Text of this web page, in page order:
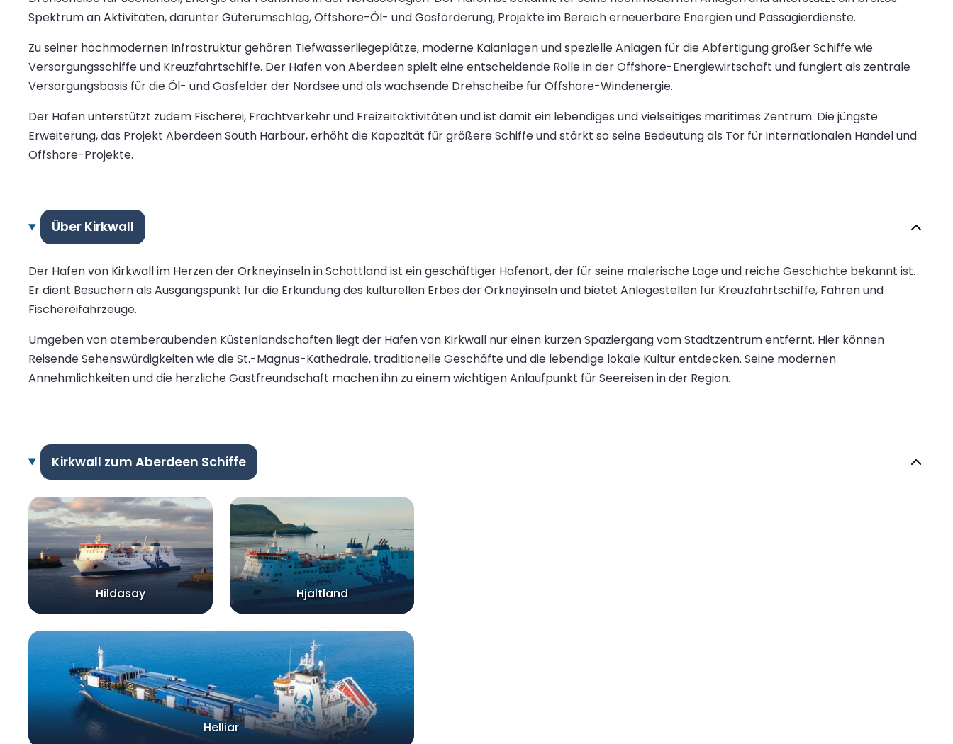
Spektrum an Aktivitäten, darunter Güterumschlag, Offshore-Öl- und Gasförderung, Projekte im Bereich erneuerbare Energien und Passagierdienste.
Zu seiner hochmodernen Infrastruktur gehören Tiefwasserliegeplätze, moderne Kaianlagen und spezielle Anlagen für die Abfertigung großer Schiffe wie
Versorgungsschiffe und Kreuzfahrtschiffe. Der Hafen von Aberdeen spielt eine entscheidende Rolle in der Offshore-Energiewirtschaft und fungiert als zentrale
Versorgungsbasis für die Öl- und Gasfelder der Nordsee und als wachsende Drehscheibe für Offshore-Windenergie.
Der Hafen unterstützt zudem Fischerei, Frachtverkehr und Freizeitaktivitäten und ist damit ein lebendiges und vielseitiges maritimes Zentrum. Die jüngste
Erweiterung, das Projekt Aberdeen South Harbour, erhöht die Kapazität für größere Schiffe und stärkt so seine Bedeutung als Tor für internationalen Handel und
Offshore-Projekte.
Über Kirkwall
Der Hafen von Kirkwall im Herzen der Orkneyinseln in Schottland ist ein geschäftiger Hafenort, der für seine malerische Lage und reiche Geschichte bekannt ist.
Er dient Besuchern als Ausgangspunkt für die Erkundung des kulturellen Erbes der Orkneyinseln und bietet Anlegestellen für Kreuzfahrtschiffe, Fähren und
Fischereifahrzeuge.
Umgeben von atemberaubenden Küstenlandschaften liegt der Hafen von Kirkwall nur einen kurzen Spaziergang vom Stadtzentrum entfernt. Hier können
Reisende Sehenswürdigkeiten wie die St.-Magnus-Kathedrale, traditionelle Geschäfte und die lebendige lokale Kultur entdecken. Seine modernen
Annehmlichkeiten und die herzliche Gastfreundschaft machen ihn zu einem wichtigen Anlaufpunkt für Seereisen in der Region.
Kirkwall zum Aberdeen Schiffe
Hildasay Hjaltland
Helliar